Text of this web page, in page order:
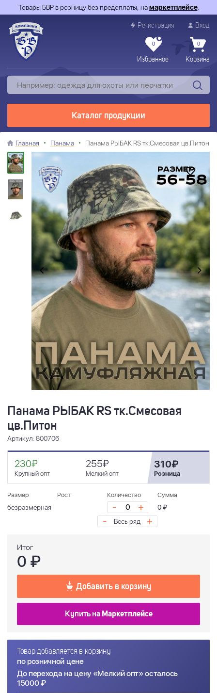
Товары БВР в розницу без предоплаты, намаркетплейсе.
Регистрация Вход
0
Избранное
0
Корзина
Каталог продукции
Главная Панама Панама РЫБАК RS тк.Смесовая цв.Питон
Панама РЫБАК RS тк.Смесовая
цв.Питон
Артикул: 800706
230₽
Крупный опт
255₽
Мелкий опт
310₽
Розница
Размер Рост Количество Сумма
безразмерная - + 0 ₽
- Весь ряд +
Итог
0 ₽
Добавить в корзину
Купить на Маркетплейсе
Товар добавляется в корзину
по розничной цене
До перехода на цену «Мелкий опт» осталось
15000 ₽